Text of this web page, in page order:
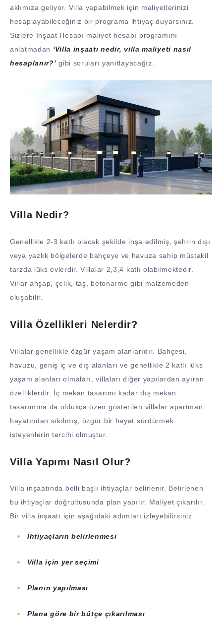
aklımıza geliyor. Villa yapabilmek için maliyetlerinizi
hesaplayabileceğiniz bir programa ihtiyaç duyarsınız.
Sizlere İnşaat Hesabı maliyet hesabı programını
anlatmadan ‘Villa inşaatı nedir, villa maliyeti nasıl
hesaplanır?’ gibi soruları yanıtlayacağız.
Villa Nedir?
Genellikle 2-3 katlı olacak şekilde inşa edilmiş, şehrin dışı
veya yazlık bölgelerde bahçeye ve havuza sahip müstakil
tarzda lüks evlerdir. Villalar 2,3,4 katlı olabilmektedir.
Villar ahşap, çelik, taş, betonarme gibi malzemeden
oluşabilir.
Villa Özellikleri Nelerdir?
Villalar genellikle özgür yaşam alanlarıdır. Bahçesi,
havuzu, geniş iç ve dış alanları ve genellikle 2 katlı lüks
yaşam alanları olmaları, villaları diğer yapılardan ayıran
özelliklerdir. İç mekan tasarımı kadar dış mekan
tasarımına da oldukça özen gösterilen villalar apartman
hayatından sıkılmış, özgür bir hayat sürdürmek
isteyenlerin tercihi olmuştur.
Villa Yapımı Nasıl Olur?
Villa inşaatında belli başlı ihtiyaçlar belirlenir. Belirlenen
bu ihtiyaçlar doğrultusunda plan yapılır. Maliyet çıkarılır.
Bir villa inşaatı için aşağıdaki adımları izleyebilirsiniz.
İhtiyaçların belirlenmesi
Villa için yer seçimi
Planın yapılması
Plana göre bir bütçe çıkarılması